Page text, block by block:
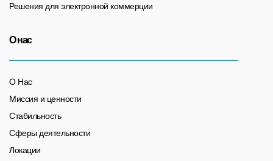
Решения для электронной коммерции
О нас
О Нас
Миссия и ценности
Стабильность
Сферы деятельности
Локации